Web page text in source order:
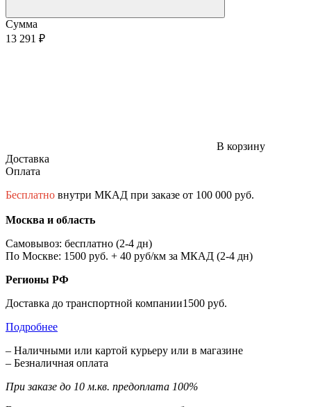
Сумма
13 291 ₽
В корзину
Доставка
Оплата
Бесплатно внутри МКАД при заказе от 100 000 руб.
Москва и область
Самовывоз: бесплатно (2-4 дн)
По Москве: 1500 руб. + 40 руб/км за МКАД (2-4 дн)
Регионы РФ
Доставка до транспортной компании1500 руб.
Подробнее
– Наличными или картой курьеру или в магазине
– Безналичная оплата
При заказе до 10 м.кв. предоплата 100%